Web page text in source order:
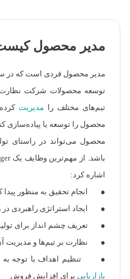
مدیر محصول
مدیر محصول فردی است که در
توسعه محصولات شرکت نظارت
تیم‌های مختلف را مدیریت
محصول را توسعه یا پیاده‌سازی
محصول می‌تواند در راستای
اشاره کرد:
● انجام تحقیق به منظور پیدا
● ایجاد استراتژی راهبردی
● تعریف چشم انداز برای
● نظارت بر تیم‌ها و مدیریت
● تنظیم اهداف با توجه به
بازاریابی برای افزایش فروش